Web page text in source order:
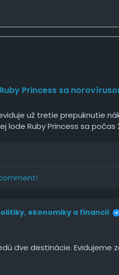
Princess sa
už tretie prepuknutie
lode Ruby Princess sa
ekonomiky a financií
dve destinácie. Evidujeme